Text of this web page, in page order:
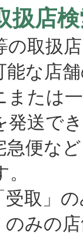
扱店
取扱
能な店
は一
発送で
など
」の
の店